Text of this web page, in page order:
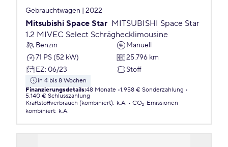
Gebrauchtwagen | 2022
Mitsubishi Space Star MITSUBISHI Space Star
1.2 MIVEC Select Schräghecklimousine
Benzin
Manuell
71 PS (52 kW)
25.796 km
EZ: 06/23 Stoff
in 4 bis 8 Wochen
Finanzierungsdetails:48 Monate 1.958 € Sonderzahlung
5.140 € Schlusszahlung
Kraftstoffverbrauch (kombiniert): k.A.
CO₂-Emissionen
kombiniert: k.A.